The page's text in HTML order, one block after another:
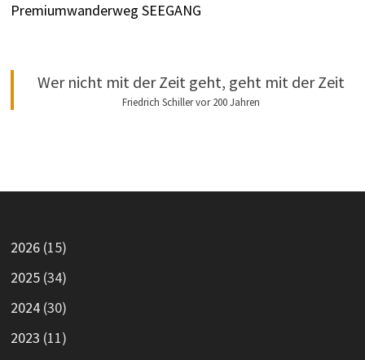
Premiumwanderweg SEEGANG
Wer nicht mit der Zeit geht, geht mit der Zeit
Friedrich Schiller vor 200 Jahren
2026(15)
2025(34)
2024(30)
2023 (11)